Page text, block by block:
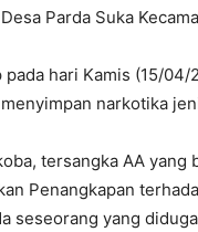
Parda Suka
pada hari Kamis (15/
narkotika
tersangka AA
Penangkapan
seseorang yang